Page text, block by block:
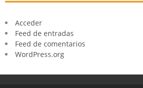
Acceder
Feed de entradas
Feed de comentarios
WordPress.org